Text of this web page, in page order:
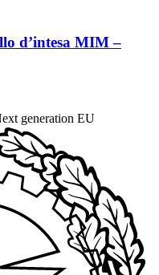
d’intesa MIM –